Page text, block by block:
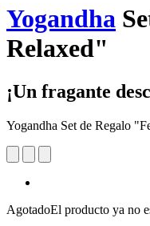
Yogandha
Relaxed"
¡Un fragante
Yogandha Set de Regalo
AgotadoEl producto ya no